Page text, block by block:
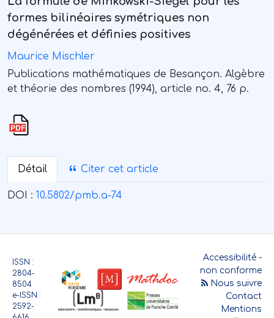
formes bilinéaires symétriques non
dégénérées et définies positives
Maurice Mischler
Publications mathématiques de Besançon. Algèbre
et théorie des nombres (1994), article no. 4, 76 p.
Détail Citer cet article
DOI : 10.5802/pmb.a-74
ISSN :
2804-
8504
e-ISSN :
2592-
Accessibilité -
non conforme
Nous suivre
Contact
Mentions